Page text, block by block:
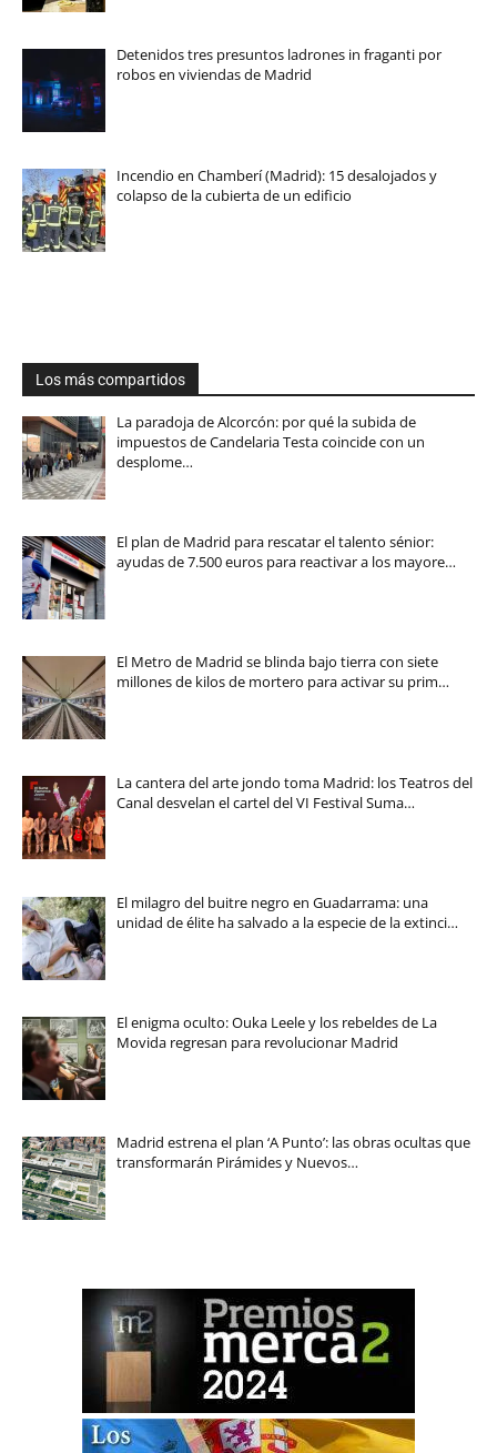
Detenidos tres presuntos ladrones in fraganti por
robos en viviendas de Madrid
Incendio en Chamberí (Madrid): 15 desalojados y
colapso de la cubierta de un edificio
Los más compartidos
La paradoja de Alcorcón: por qué la subida de
impuestos de Candelaria Testa coincide con un
desplome…
El plan de Madrid para rescatar el talento sénior:
ayudas de 7.500 euros para reactivar a los mayore…
El Metro de Madrid se blinda bajo tierra con siete
millones de kilos de mortero para activar su prim…
La cantera del arte jondo toma Madrid: los Teatros del
Canal desvelan el cartel del VI Festival Suma…
El milagro del buitre negro en Guadarrama: una
unidad de élite ha salvado a la especie de la extinci…
El enigma oculto: Ouka Leele y los rebeldes de La
Movida regresan para revolucionar Madrid
Madrid estrena el plan ‘A Punto’: las obras ocultas que
transformarán Pirámides y Nuevos…